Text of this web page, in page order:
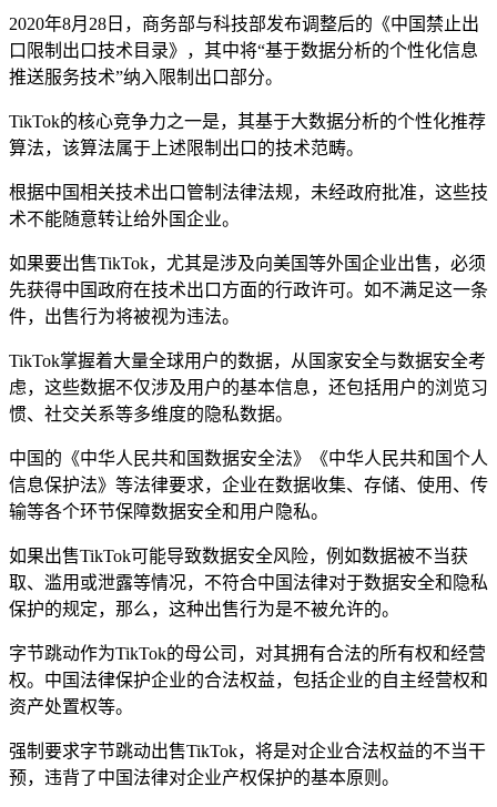
2020年8月28日，商务部与科技部发布调整后的《中国禁止出
口限制出口技术目录》，其中将“基于数据分析的个性化信息
推送服务技术”纳入限制出口部分。
TikTok的核心竞争力之一是，其基于大数据分析的个性化推荐
算法，该算法属于上述限制出口的技术范畴。
根据中国相关技术出口管制法律法规，未经政府批准，这些技
术不能随意转让给外国企业。
如果要出售TikTok，尤其是涉及向美国等外国企业出售，必须
先获得中国政府在技术出口方面的行政许可。如不满足这一条
件，出售行为将被视为违法。
TikTok掌握着大量全球用户的数据，从国家安全与数据安全考
虑，这些数据不仅涉及用户的基本信息，还包括用户的浏览习
惯、社交关系等多维度的隐私数据。
中国的《中华人民共和国数据安全法》《中华人民共和国个人
信息保护法》等法律要求，企业在数据收集、存储、使用、传
输等各个环节保障数据安全和用户隐私。
如果出售TikTok可能导致数据安全风险，例如数据被不当获
取、滥用或泄露等情况，不符合中国法律对于数据安全和隐私
保护的规定，那么，这种出售行为是不被允许的。
字节跳动作为TikTok的母公司，对其拥有合法的所有权和经营
权。中国法律保护企业的合法权益，包括企业的自主经营权和
资产处置权等。
强制要求字节跳动出售TikTok，将是对企业合法权益的不当干
预，违背了中国法律对企业产权保护的基本原则。